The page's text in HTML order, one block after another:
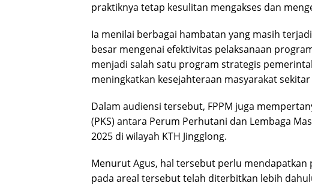
praktiknya tetap kesulitan mengakses dan
Ia menilai berbagai hambatan yang masih
besar mengenai efektivitas pelaksanaan
menjadi salah satu program strategis
meningkatkan kesejahteraan masyarakat
Dalam audiensi tersebut, FPPM juga
(PKS) antara Perum Perhutani dan Lembaga
2025 di wilayah KTH Jingglong.
Menurut Agus, hal tersebut perlu mendapatkan
pada areal tersebut telah diterbitkan lebih